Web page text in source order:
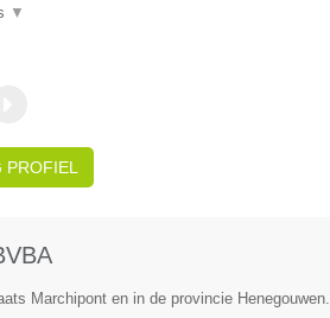
▼
Marchipont en in de provincie Henegouwen.